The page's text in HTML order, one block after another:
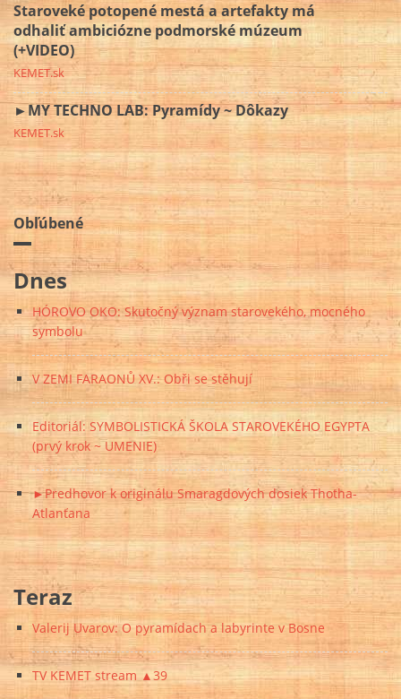
Staroveké potopené mestá a artefakty má
odhaliť ambiciózne podmorské múzeum
(+VIDEO)
KEMET.sk
►MY TECHNO LAB: Pyramídy ~ Dôkazy
KEMET.sk
Obľúbené
Dnes
HÓROVO OKO: Skutočný význam starovekého, mocného
symbolu
V ZEMI FARAONŮ XV.: Obři se stěhují
Editoriál: SYMBOLISTICKÁ ŠKOLA STAROVEKÉHO EGYPTA
(prvý krok ~ UMENIE)
►Predhovor k originálu Smaragdových dosiek Thotha-
Atlanťana
Teraz
Valerij Uvarov: O pyramídach a labyrinte v Bosne
TV KEMET stream ▲39